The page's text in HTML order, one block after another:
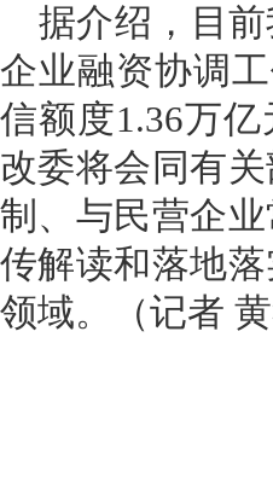
据介绍，目
企业融资协调
信额度1.36万
改委将会同有
制、与民营企
传解读和落地
领域。（记者 黄